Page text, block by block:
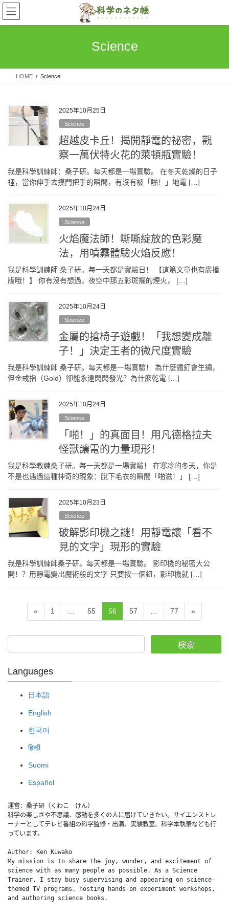
Skip
the
Skip
the
Science
HOME Science
2025年10月25日
Science
超越皮卡丘！揭開靜電的祕密，觀
察一萬伏特火花的萊頓瓶實驗！
我是科學訓練師：桑子研。每天都是一場實驗。 在冬天乾燥的日子
裡，當你伸手去摸門把手的瞬間，有沒有被「啪！」地電 […]
2025年10月24日
Science
火焰魔法師！嘶嘶綻放的色彩魔
法，用噴霧體驗火焰反應！
我是科學訓練師 桑子研。每一天都是實驗日！ 【這篇文章也有廣播
版哦！】 你有沒有想過，夜空中那五彩斑斕的煙火， […]
2025年10月24日
Science
金屬的搶椅子遊戲！「我想變成離
子！」決定王者的微尺度實驗
我是科學訓練師 桑子研。每天都是一場實驗！ 為什麼鐵釘會生鏽，
但金戒指（Gold）卻能永遠閃閃發光？為什麼乾電 […]
2025年10月24日
Science
「啪！」的真面目！用凡德格拉夫
怪獸讓電的力量現形！
我是科學教練桑子研。每一天都是一場實驗！ 在寒冷的冬天，你是
不是也遇過這種神奇的現象：脫下毛衣的瞬間「啪滋！」 […]
2025年10月23日
Science
破解影印機之謎！用靜電讓「看不
見的文字」現形的實驗
我是科學訓練師桑子研。每天都是一場實驗。 影印機的秘密大公
開！？用靜電變出魔術般的文字 只要按一個鈕，影印機就 […]
分
页
« Page
1 … Page
55 Page
56 Page
57 … Page
77 »
検索
Languages
日本語
English
한국어
हिन्दी
Suomi
Español
運営：桑子研（くわこ　けん）
科学の楽しさや不思議、感動を多くの人に届けていきたい。サイエンストレ
ーナーとしてテレビ番組の科学監修・出演、実験教室、科学本執筆なども行
っています。
Author: Ken Kuwako
My mission is to share the joy, wonder, and excitement of
science with as many people as possible. As a Science
Trainer, I stay busy supervising and appearing on science-
themed TV programs, hosting hands-on experiment workshops,
and authoring science books.